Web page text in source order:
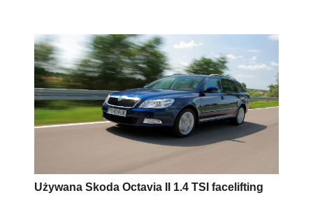
Używana Skoda Octavia II 1.4 TSI facelifting